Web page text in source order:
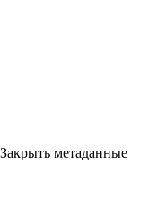
Закрыть метаданные